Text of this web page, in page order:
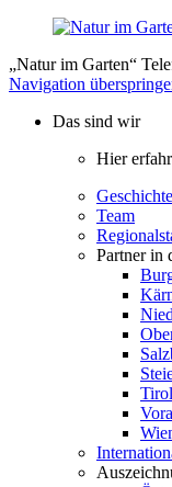
„Natur im Garten“
Navigation
Das sind wir
Hier
Team
Partner in
Tirol